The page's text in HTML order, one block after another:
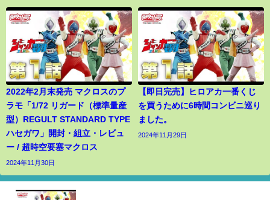
2022年2月末発売 マクロスのプ
ラモ「1/72 リガード（標準量産
型）REGULT STANDARD TYPE
ハセガワ」開封・組立・レビュ
ー / 超時空要塞マクロス
2024年11月30日
【即日完売】ヒロアカ一番くじ
を買うために6時間コンビニ巡り
ました。
2024年11月29日